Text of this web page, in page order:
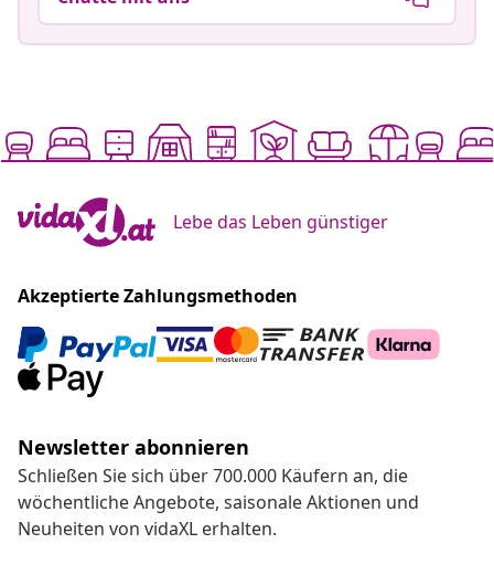
Lebe das Leben günstiger
Akzeptierte Zahlungsmethoden
Newsletter abonnieren
Schließen Sie sich über 700.000 Käufern an, die
wöchentliche Angebote, saisonale Aktionen und
Neuheiten von vidaXL erhalten.